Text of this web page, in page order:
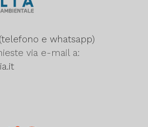
e whatsapp)
via e-mail a: